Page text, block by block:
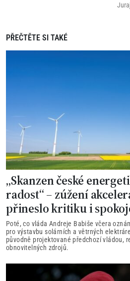
PŘEČTĚTE SI TAKÉ
„Skanzen české
radost“ – zúžení
přineslo kritiku i
Poté, co vláda Andreje Babiše včera
pro výstavbu solárních a větrných
původně projektované předchozí vládou,
obnovitelných zdrojů.